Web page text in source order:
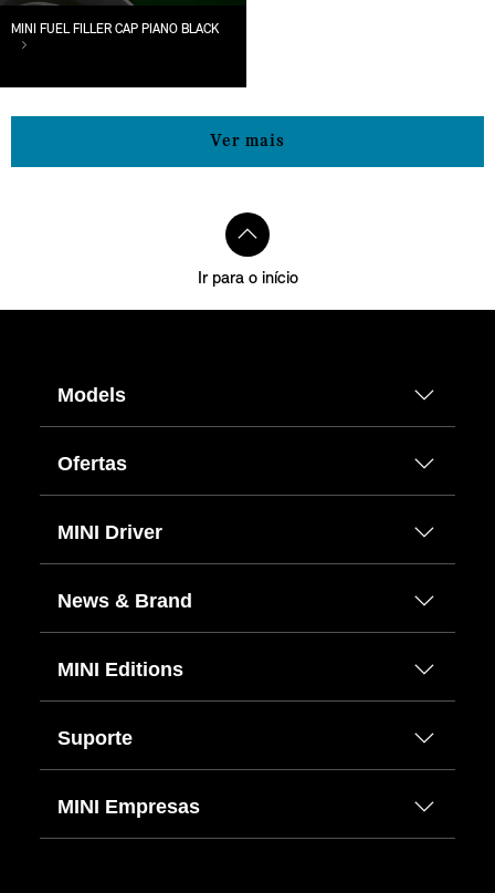
MINI FUEL FILLER CAP PIANO BLACK
Ver mais
Ir para o início
Models
Ofertas
MINI Driver
News & Brand
MINI Editions
Suporte
MINI Empresas